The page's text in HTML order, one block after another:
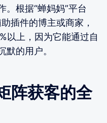
。根据“蝉妈妈”平台
插件的博主或商家，
以上，因为它能通过自
默的用户。
阵获客的全